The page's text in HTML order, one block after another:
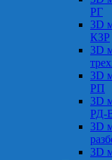
РГ
3D
КЗР
3D
3D
РП
3D
РД-
3D
3D